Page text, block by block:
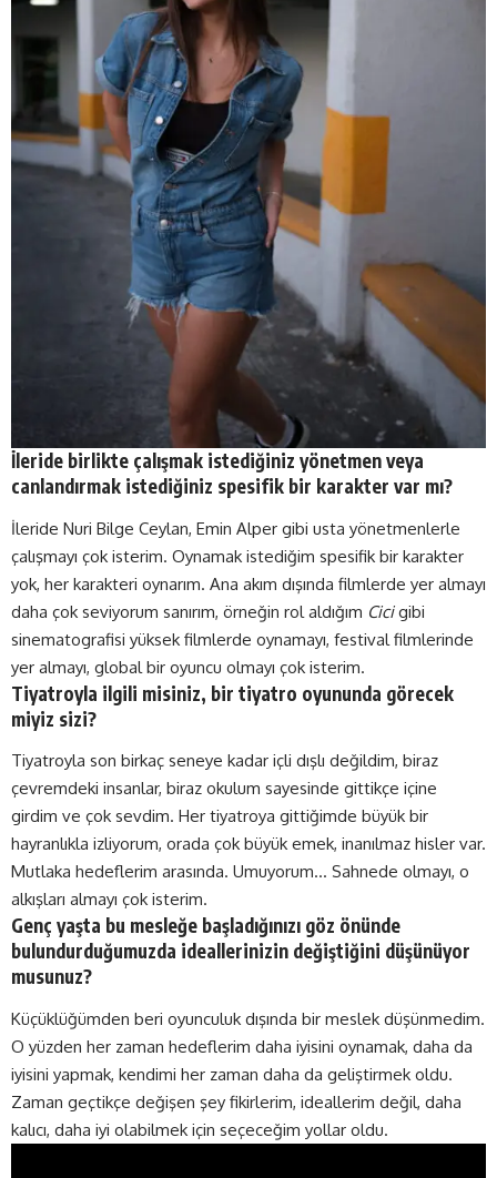
İleride birlikte çalışmak istediğiniz yönetmen veya
canlandırmak istediğiniz spesifik bir karakter var mı?
İleride Nuri Bilge Ceylan, Emin Alper gibi usta yönetmenlerle
çalışmayı çok isterim. Oynamak istediğim spesifik bir karakter
yok, her karakteri oynarım. Ana akım dışında filmlerde yer almayı
daha çok seviyorum sanırım, örneğin rol aldığım Cicigibi
sinematografisi yüksek filmlerde oynamayı, festival filmlerinde
yer almayı, global bir oyuncu olmayı çok isterim.
Tiyatroyla ilgili misiniz, bir tiyatro oyununda görecek
miyiz sizi?
Tiyatroyla son birkaç seneye kadar içli dışlı değildim, biraz
çevremdeki insanlar, biraz okulum sayesinde gittikçe içine
girdim ve çok sevdim. Her tiyatroya gittiğimde büyük bir
hayranlıkla izliyorum, orada çok büyük emek, inanılmaz hisler var.
Mutlaka hedeflerim arasında. Umuyorum… Sahnede olmayı, o
alkışları almayı çok isterim.
Genç yaşta bu mesleğe başladığınızı göz önünde
bulundurduğumuzda ideallerinizin değiştiğini düşünüyor
musunuz?
Küçüklüğümden beri oyunculuk dışında bir meslek düşünmedim.
O yüzden her zaman hedeflerim daha iyisini oynamak, daha da
iyisini yapmak, kendimi her zaman daha da geliştirmek oldu.
Zaman geçtikçe değişen şey fikirlerim, ideallerim değil, daha
kalıcı, daha iyi olabilmek için seçeceğim yollar oldu.